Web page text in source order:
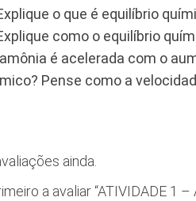
o que é equilíbrio
como o equilíbrio
é acelerada com o
Pense como a
ainda.
a avaliar “ATIVIDADE 1